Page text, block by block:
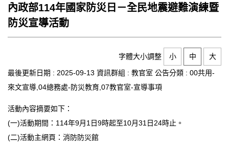
文件資料
行事曆
家長會
家長專區
內政部114年國家防災日－全民地震避難演練暨
防災宣導活動
字體大小調整 小 中
大
最後更新日期 : 2025-09-13 資訊群組 : 教官室 公告分類 : 00共用-
來文宣導,04總務處-防災教育,07教官室-宣導事項
活動內容摘要如下：
(一)活動期間：114年9月1日9時起至10月31日24時止。
(二)活動主網頁：消防防災館